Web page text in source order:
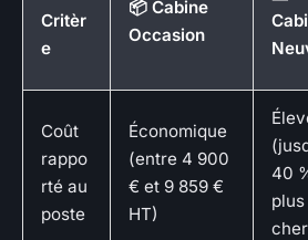
Critèr
e
📦 Cabine
Occasion
Coût
rappo
rté au
poste
Économique
(entre 4 900
€ et 9 859 €
HT)
40
plus